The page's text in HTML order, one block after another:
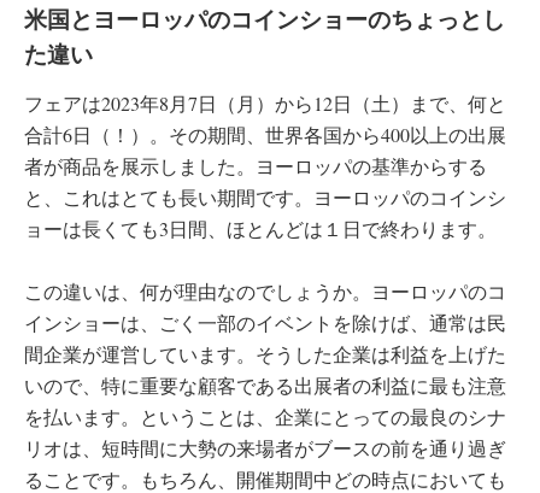
米国とヨーロッパのコインショーのちょっとし
た違い
フェアは2023年8月7日（月）から12日（土）まで、何と
合計6日（！）。その期間、世界各国から400以上の出展
者が商品を展示しました。ヨーロッパの基準からする
と、これはとても長い期間です。ヨーロッパのコインシ
ョーは長くても3日間、ほとんどは１日で終わります。
この違いは、何が理由なのでしょうか。ヨーロッパのコ
インショーは、ごく一部のイベントを除けば、通常は民
間企業が運営しています。そうした企業は利益を上げた
いので、特に重要な顧客である出展者の利益に最も注意
を払います。ということは、企業にとっての最良のシナ
リオは、短時間に大勢の来場者がブースの前を通り過ぎ
ることです。もちろん、開催期間中どの時点においても